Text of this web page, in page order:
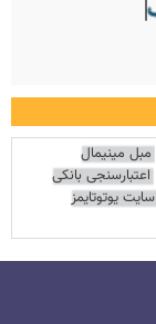
مبل مینیمال
اعتبارسنجی بانکی
سایت یوتوتایمز